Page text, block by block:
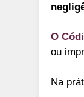
O
ou
Na